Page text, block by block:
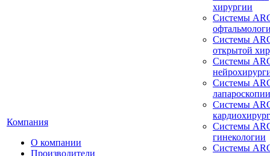
Компания
О компании
Производители
хирургии
Системы
Системы
открытой
Системы
Системы
лапароскопии
Системы
Системы
гинекологии
Системы